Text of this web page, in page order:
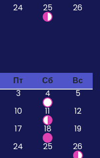
24 25
26
Пт Сб
Вс
3 4
5
10 11
12
17 18
19
24 25
26